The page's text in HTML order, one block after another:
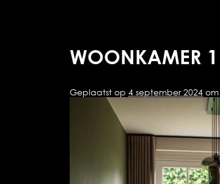
WOONKAMER 1
Geplaatst op 4 september 2024 om